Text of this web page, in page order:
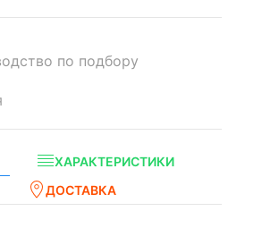
по подбору
ХАРАКТЕРИСТИКИ
ДОСТАВКА